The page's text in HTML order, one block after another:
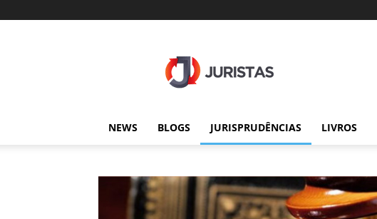
NEWS BLOGS JURISPRUDÊNCIAS LIVROS